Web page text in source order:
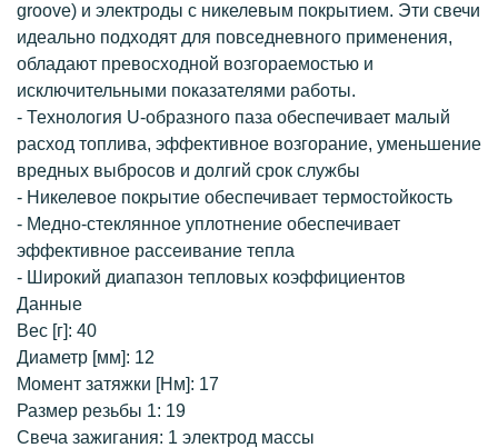
groove) и электроды с никелевым покрытием. Эти свечи
идеально подходят для повседневного применения,
обладают превосходной возгораемостью и
исключительными показателями работы.
- Технология U-образного паза обеспечивает малый
расход топлива, эффективное возгорание, уменьшение
вредных выбросов и долгий срок службы
- Никелевое покрытие обеспечивает термостойкость
- Медно-стеклянное уплотнение обеспечивает
эффективное рассеивание тепла
- Широкий диапазон тепловых коэффициентов
Данные
Вес [г]: 40
Диаметр [мм]: 12
Момент затяжки [Нм]: 17
Размер резьбы 1: 19
Свеча зажигания: 1 электрод массы